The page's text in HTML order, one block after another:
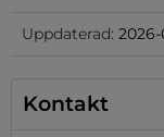
Uppdaterad:
Kontakt